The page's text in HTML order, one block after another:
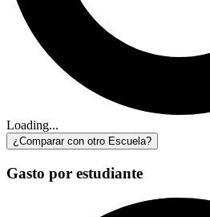
Loading...
¿Comparar con otro Escuela?
Gasto por estudiante